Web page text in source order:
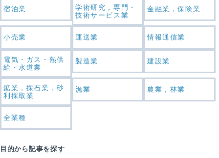
宿泊業
学術研究，専門・
技術サービス業
金融業，保険業
小売業 運送業 情報通信業
電気・ガス・熱供
給・水道業
製造業 建設業
鉱業，採石業，砂
利採取業
漁業 農業，林業
全業種
目的から記事を探す